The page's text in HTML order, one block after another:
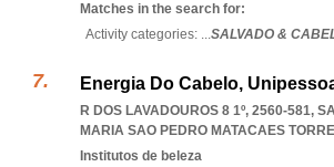
Matches in the search for:
Activity categories: ...SALVADO &
Energia Do Cabelo,
R DOS LAVADOUROS 8 1º, 2560-581,
MARIA SAO PEDRO MATACAES
Institutos de beleza